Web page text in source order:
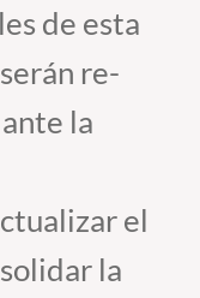
de esta
re-
la
el
la